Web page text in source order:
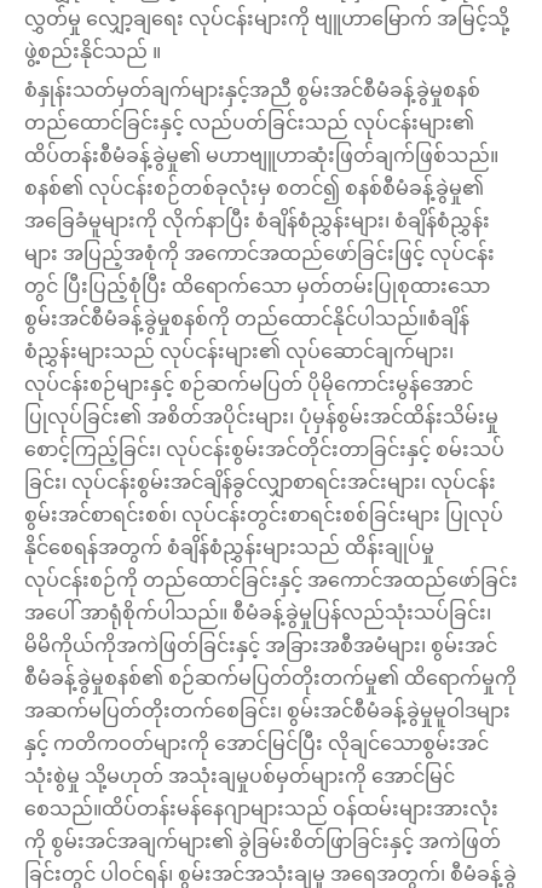
လွှတ်မှု လျှော့ချရေး လုပ်ငန်းများကို ဗျူဟာမြောက် အမြင့်သို့
ဖွဲ့စည်းနိုင်သည် ။
စံနှုန်းသတ်မှတ်ချက်များနှင့်အညီ စွမ်းအင်စီမံခန့်ခွဲမှုစနစ်
တည်ထောင်ခြင်းနှင့် လည်ပတ်ခြင်းသည် လုပ်ငန်းများ၏
ထိပ်တန်းစီမံခန့်ခွဲမှု၏ မဟာဗျူဟာဆုံးဖြတ်ချက်ဖြစ်သည်။
စနစ်၏ လုပ်ငန်းစဉ်တစ်ခုလုံးမှ စတင်၍ စနစ်စီမံခန့်ခွဲမှု၏
အခြေခံမူများကို လိုက်နာပြီး စံချိန်စံညွှန်းများ၊ စံချိန်စံညွှန်း
များ အပြည့်အစုံကို အကောင်အထည်ဖော်ခြင်းဖြင့် လုပ်ငန်း
တွင် ပြီးပြည့်စုံပြီး ထိရောက်သော မှတ်တမ်းပြုစုထားသော
စွမ်းအင်စီမံခန့်ခွဲမှုစနစ်ကို တည်ထောင်နိုင်ပါသည်။စံချိန်
စံညွှန်းများသည် လုပ်ငန်းများ၏ လုပ်ဆောင်ချက်များ၊
လုပ်ငန်းစဉ်များနှင့် စဉ်ဆက်မပြတ် ပိုမိုကောင်းမွန်အောင်
ပြုလုပ်ခြင်း၏ အစိတ်အပိုင်းများ၊ ပုံမှန်စွမ်းအင်ထိန်းသိမ်းမှု
စောင့်ကြည့်ခြင်း၊ လုပ်ငန်းစွမ်းအင်တိုင်းတာခြင်းနှင့် စမ်းသပ်
ခြင်း၊ လုပ်ငန်းစွမ်းအင်ချိန်ခွင်လျှာစာရင်းအင်းများ၊ လုပ်ငန်း
စွမ်းအင်စာရင်းစစ်၊ လုပ်ငန်းတွင်းစာရင်းစစ်ခြင်းများ ပြုလုပ်
နိုင်စေရန်အတွက် စံချိန်စံညွှန်းများသည် ထိန်းချုပ်မှု
လုပ်ငန်းစဉ်ကို တည်ထောင်ခြင်းနှင့် အကောင်အထည်ဖော်ခြင်း
အပေါ် အာရုံစိုက်ပါသည်။ စီမံခန့်ခွဲမှုပြန်လည်သုံးသပ်ခြင်း၊
မိမိကိုယ်ကိုအကဲဖြတ်ခြင်းနှင့် အခြားအစီအမံများ၊ စွမ်းအင်
စီမံခန့်ခွဲမှုစနစ်၏ စဉ်ဆက်မပြတ်တိုးတက်မှု၏ ထိရောက်မှုကို
အဆက်မပြတ်တိုးတက်စေခြင်း၊ စွမ်းအင်စီမံခန့်ခွဲမှုမူဝါဒများ
နှင့် ကတိကဝတ်များကို အောင်မြင်ပြီး လိုချင်သောစွမ်းအင်
သုံးစွဲမှု သို့မဟုတ် အသုံးချမှုပစ်မှတ်များကို အောင်မြင်
စေသည်။ထိပ်တန်းမန်နေဂျာများသည် ဝန်ထမ်းများအားလုံး
ကို စွမ်းအင်အချက်များ၏ ခွဲခြမ်းစိတ်ဖြာခြင်းနှင့် အကဲဖြတ်
ခြင်းတွင် ပါဝင်ရန်၊ စွမ်းအင်အသုံးချမှု အရေအတွက်၊ စီမံခန့်ခွဲ